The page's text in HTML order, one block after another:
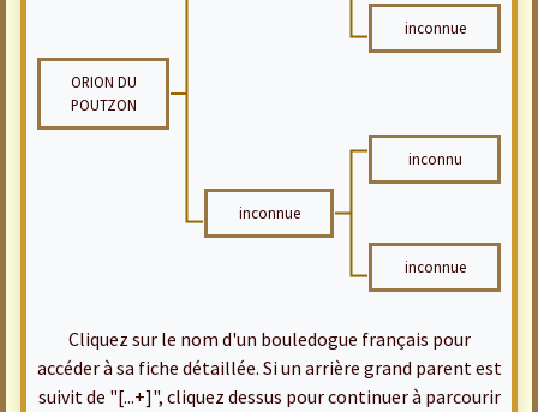
inconnue
ORION DU
POUTZON
inconnu
inconnue
inconnue
Cliquez sur le nom d'un bouledogue français pour
accéder à sa fiche détaillée. Si un arrière grand parent est
suivit de "[...+]", cliquez dessus pour continuer à parcourir